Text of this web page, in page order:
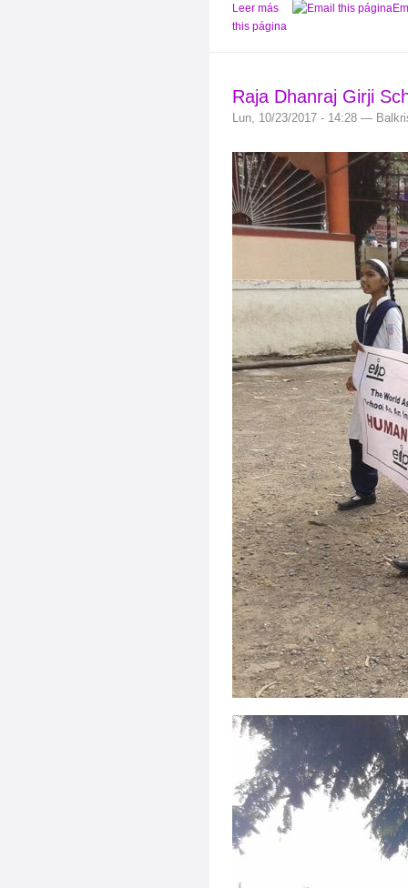
Leer más
this página
Raja Dhanraj Girji
Lun, 10/23/2017 - 14:28 —